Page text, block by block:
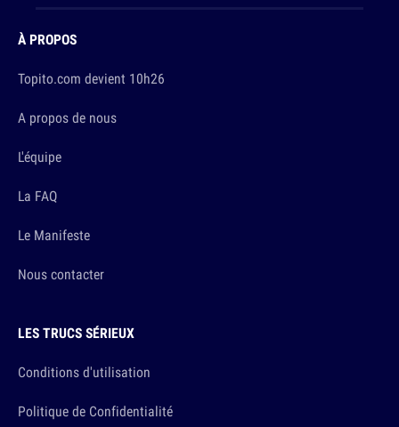
À PROPOS
Topito.com devient 10h26
A propos de nous
L'équipe
La FAQ
Le Manifeste
Nous contacter
LES TRUCS SÉRIEUX
Conditions d'utilisation
Politique de Confidentialité